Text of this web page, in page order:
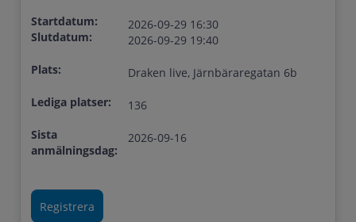
Startdatum:
Slutdatum:
2026-09-29 16:30
2026-09-29 19:40
Plats:
Draken live, Järnbäraregatan 6b
Lediga platser:
136
Sista
anmälningsdag:
2026-09-16